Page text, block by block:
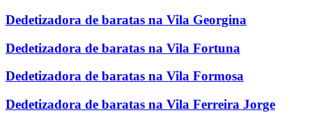
Dedetizadora de baratas na Vila Georgina
Dedetizadora de baratas na Vila Fortuna
Dedetizadora de baratas na Vila Formosa
Dedetizadora de baratas na Vila Ferreira Jorge